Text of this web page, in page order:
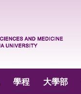
學程 大學部